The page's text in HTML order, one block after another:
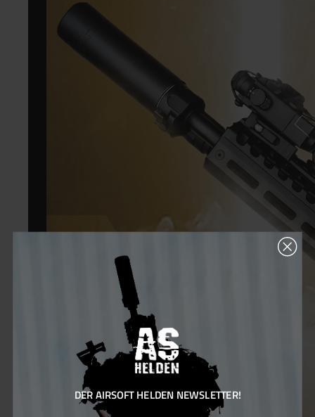
DER AIRSOFT HELDEN NEWSLETTER!